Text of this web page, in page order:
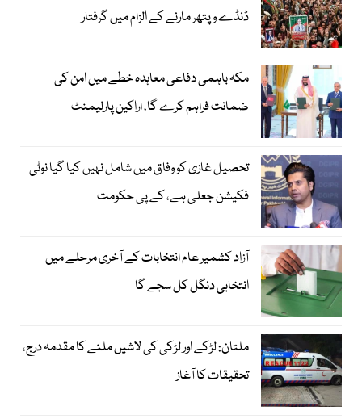
ڈنڈے و پتھر مارنے کے الزام میں گرفتار
مکہ باہمی دفاعی معاہدہ خطے میں امن کی
ضمانت فراہم کرے گا، اراکین پارلیمنٹ
تحصیل غازی کو وفاق میں شامل نہیں کیا گیا نوٹی
فکیشن جعلی ہے، کے پی حکومت
آزاد کشمیر عام انتخابات کے آخری مرحلے میں
انتخابی دنگل کل سجے گا
ملتان: لڑکے اور لڑکی کی لاشیں ملنے کا مقدمہ درج،
تحقیقات کا آغاز